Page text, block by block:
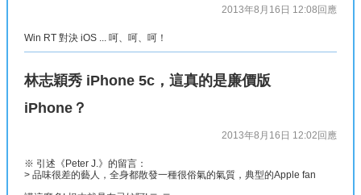
2013年8月16日 12:08 回應
Win RT 對決 iOS ... 呵、呵、呵！
林志穎秀 iPhone 5c，這真的是廉價版
iPhone？
2013年8月16日 12:02 回應
※ 引述《Peter J.》的留言：
> 品味很差的藝人，全身都散發一種很俗氣的氣質，典型的Apple fan